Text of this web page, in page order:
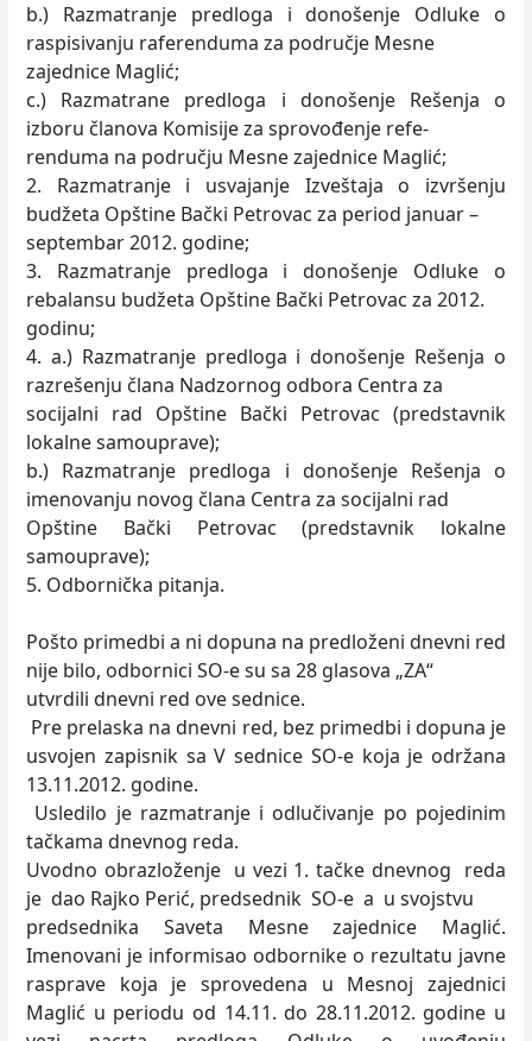
b.) Razmatranje predloga i donošenje Odluke o
raspisivanju raferenduma za područje Mesne
zajednice Maglić;
c.) Razmatrane predloga i donošenje Rešenja o
izboru članova Komisije za sprovođenje refe-
renduma na području Mesne zajednice Maglić;
2. Razmatranje i usvajanje Izveštaja o izvršenju
budžeta Opštine Bački Petrovac za period januar –
septembar 2012. godine;
3. Razmatranje predloga i donošenje Odluke o
rebalansu budžeta Opštine Bački Petrovac za 2012.
godinu;
4. a.) Razmatranje predloga i donošenje Rešenja o
razrešenju člana Nadzornog odbora Centra za
socijalni rad Opštine Bački Petrovac (predstavnik
lokalne samouprave);
b.) Razmatranje predloga i donošenje Rešenja o
imenovanju novog člana Centra za socijalni rad
Opštine Bački Petrovac (predstavnik lokalne
samouprave);
5. Odbornička pitanja.
Pošto primedbi a ni dopuna na predloženi dnevni red
nije bilo, odbornici SO-e su sa 28 glasova „ZA“
utvrdili dnevni red ove sednice.
Pre prelaska na dnevni red, bez primedbi i dopuna je
usvojen zapisnik sa V sednice SO-e koja je održana
13.11.2012. godine.
Usledilo je razmatranje i odlučivanje po pojedinim
tačkama dnevnog reda.
Uvodno obrazloženje u vezi 1. tačke dnevnog reda
je dao Rajko Perić, predsednik SO-e a u svojstvu
predsednika Saveta Mesne zajednice Maglić.
Imenovani je informisao odbornike o rezultatu javne
rasprave koja je sprovedena u Mesnoj zajednici
Maglić u periodu od 14.11. do 28.11.2012. godine u